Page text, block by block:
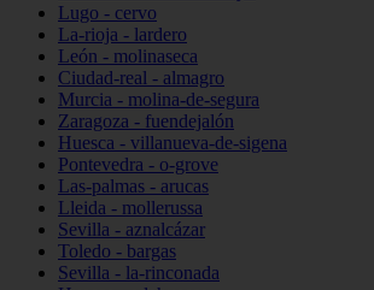
Lugo - cervo
La-rioja - lardero
León - molinaseca
Ciudad-real - almagro
Murcia - molina-de-segura
Zaragoza - fuendejalón
Huesca - villanueva-de-sigena
Pontevedra - o-grove
Las-palmas - arucas
Lleida - mollerussa
Sevilla - aznalcázar
Toledo - bargas
Sevilla - la-rinconada